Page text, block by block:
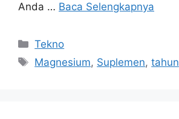
Anda … Baca Selengkapnya
Kategori
Tekno
Tag
Magnesium, Suplemen,tahun